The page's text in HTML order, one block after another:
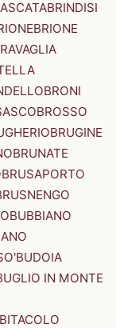
BRINDISI
BRIONE
BRONI
BROSSO
BRUGINE
BRUNATE
BRUSAPORTO
BUBBIANO
BUDOIA
IN MONTE